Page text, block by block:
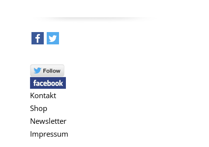
Kontakt
Shop
Newsletter
Impressum